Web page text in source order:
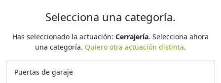
Selecciona una categoría.
Has seleccionado la actuación: Cerrajería. Selecciona ahora
una categoría. Quiero otra actuación distinta.
Puertas de garaje